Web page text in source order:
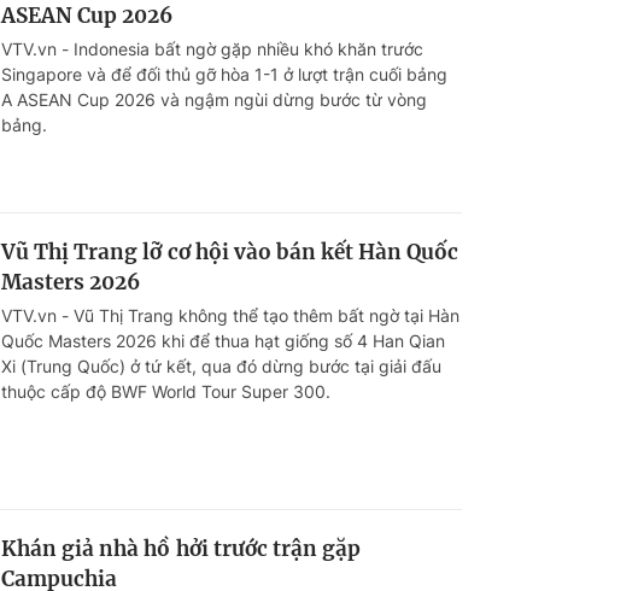
ASEAN Cup 2026
VTV.vn - Indonesia bất ngờ gặp nhiều khó khăn trước
Singapore và để đối thủ gỡ hòa 1-1 ở lượt trận cuối bảng
A ASEAN Cup 2026 và ngậm ngùi dừng bước từ vòng
bảng.
Vũ Thị Trang lỡ cơ hội vào bán kết Hàn Quốc
Masters 2026
VTV.vn - Vũ Thị Trang không thể tạo thêm bất ngờ tại Hàn
Quốc Masters 2026 khi để thua hạt giống số 4 Han Qian
Xi (Trung Quốc) ở tứ kết, qua đó dừng bước tại giải đấu
thuộc cấp độ BWF World Tour Super 300.
Khán giả nhà hồ hởi trước trận gặp
Campuchia